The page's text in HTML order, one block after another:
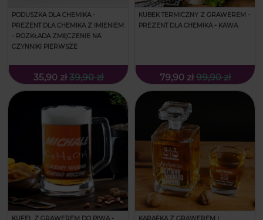
PODUSZKA DLA CHEMIKA -
PREZENT DLA CHEMIKA Z IMIENIEM
- ROZKŁADA ZMĘCZENIE NA
CZYNNIKI PIERWSZE
35,90 zł 39,90 zł
KUBEK TERMICZNY Z GRAWEREM -
PREZENT DLA CHEMIKA - KAWA
79,90 zł 99,90 zł